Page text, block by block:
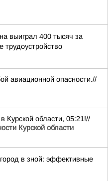
выиграл 400 тысяч за
трудоустройство
авиационной опасности.//
Курской области, 05:21!//
Курской области
в зной: эффективные